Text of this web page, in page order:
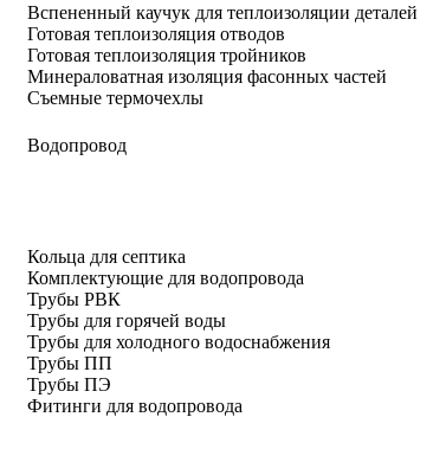
Вспененный каучук для теплоизоляции деталей
Готовая теплоизоляция отводов
Готовая теплоизоляция тройников
Минераловатная изоляция фасонных частей
Съемные термочехлы
Водопровод
Кольца для септика
Комплектующие для водопровода
Трубы РВК
Трубы для горячей воды
Трубы для холодного водоснабжения
Трубы ПП
Трубы ПЭ
Фитинги для водопровода